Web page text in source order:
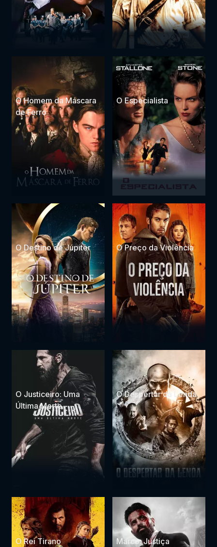
O Homem da Máscara
de Ferro
O Especialista
O Destino de Júpiter O Preço da Violência
O Justiceiro: Uma
Última Morte
O Despertar da Lenda
O Rei Tirano
Marco: Justiça